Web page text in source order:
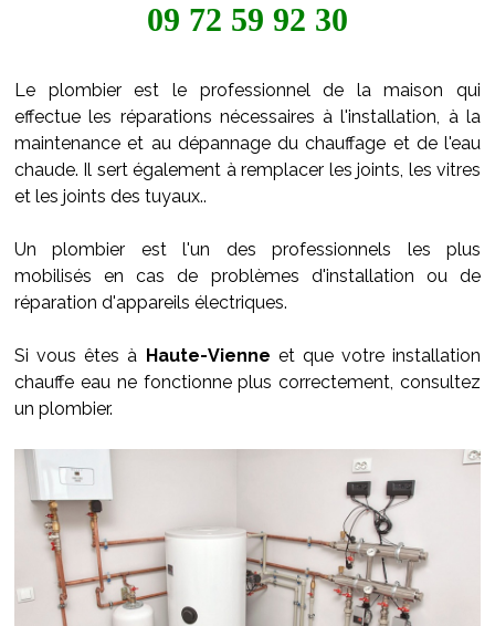
09 72 59 92 30
Le plombier est le professionnel de la maison qui
effectue les réparations nécessaires à l'installation, à la
maintenance et au dépannage du chauffage et de l'eau
chaude. Il sert également à remplacer les joints, les vitres
et les joints des tuyaux..
Un plombier est l'un des professionnels les plus
mobilisés en cas de problèmes d'installation ou de
réparation d'appareils électriques.
Si vous êtes à Haute-Vienne et que votre installation
chauffe eau ne fonctionne plus correctement, consultez
un plombier.